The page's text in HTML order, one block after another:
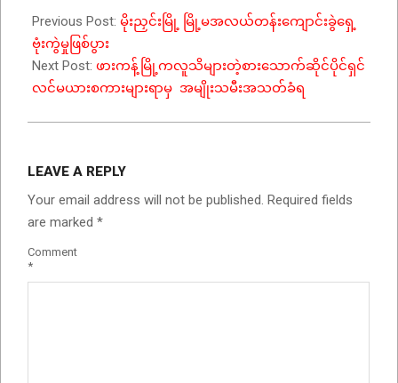
Previous Post: မိုးညှင်းမြို့ မြို့မအလယ်တန်းကျောင်းခွဲရှေ့
ဗုံးကွဲမှုဖြစ်ပွား
Next Post: ဖားကန့်မြို့ကလူသိများတဲ့စားသောက်ဆိုင်ပိုင်ရှင်
လင်မယားစကားများရာမှ အမျိုးသမီးအသတ်ခံရ
LEAVE A REPLY
Your email address will not be published. Required fields
are marked *
Comment
*